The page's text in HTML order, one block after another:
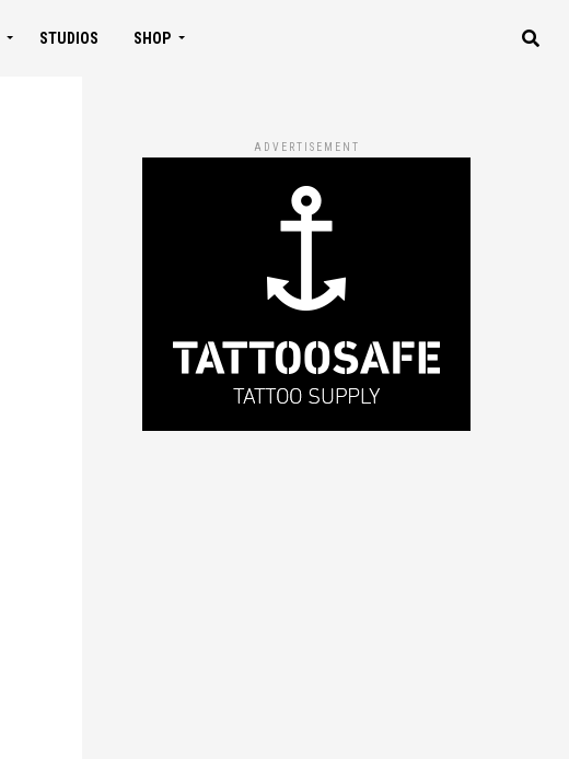
STUDIOS SHOP
ADVERTISEMENT